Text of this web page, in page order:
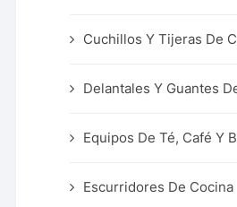
Cuchillos Y Tijeras De
Delantales Y Guantes
Equipos De Té, Café Y
Escurridores De Cocina